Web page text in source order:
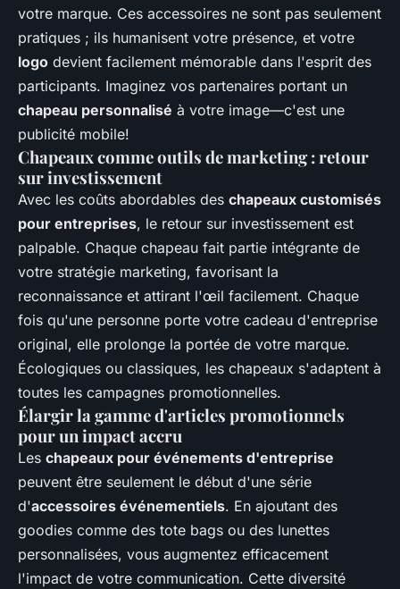
votre marque. Ces accessoires ne sont pas seulement
pratiques ; ils humanisent votre présence, et votre
logo devient facilement mémorable dans l'esprit des
participants. Imaginez vos partenaires portant un
chapeau personnalisé à votre image—c'est une
publicité mobile!
Chapeaux comme outils de marketing : retour
sur investissement
Avec les coûts abordables des chapeaux customisés
pour entreprises, le retour sur investissement est
palpable. Chaque chapeau fait partie intégrante de
votre stratégie marketing, favorisant la
reconnaissance et attirant l'œil facilement. Chaque
fois qu'une personne porte votre cadeau d'entreprise
original, elle prolonge la portée de votre marque.
Écologiques ou classiques, les chapeaux s'adaptent à
toutes les campagnes promotionnelles.
Élargir la gamme d'articles promotionnels
pour un impact accru
Les chapeaux pour événements d'entreprise
peuvent être seulement le début d'une série
d'accessoires événementiels. En ajoutant des
goodies comme des tote bags ou des lunettes
personnalisées, vous augmentez efficacement
l'impact de votre communication. Cette diversité